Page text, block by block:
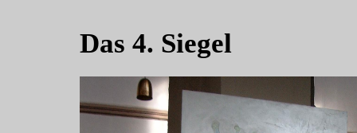
Das 4. Siegel